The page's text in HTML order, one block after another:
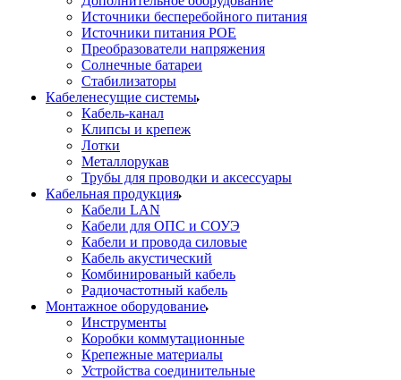
Источники бесперебойного питания
Источники питания POE
Преобразователи напряжения
Солнечные батареи
Стабилизаторы
Кабеленесущие системы
Кабель-канал
Клипсы и крепеж
Лотки
Металлорукав
Трубы для проводки и аксессуары
Кабельная продукция
Кабели LAN
Кабели для ОПС и СОУЭ
Кабели и провода силовые
Кабель акустический
Комбинированый кабель
Радиочастотный кабель
Монтажное оборудование
Инструменты
Коробки коммутационные
Крепежные материалы
Устройства соединительные